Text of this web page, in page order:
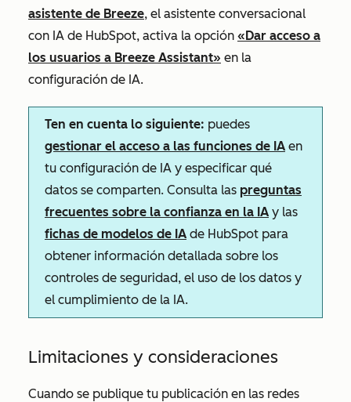
asistente de Breeze, el asistente conversacional
con IA de HubSpot, activa la opción «Dar acceso a
los usuarios a Breeze Assistant» en la
configuración de IA.
Ten en cuenta lo siguiente: puedes
gestionar el acceso a las funciones de IA en
tu configuración de IA y especificar qué
datos se comparten. Consulta las preguntas
frecuentes sobre la confianza en la IA y las
fichas de modelos de IA de HubSpot para
obtener información detallada sobre los
controles de seguridad, el uso de los datos y
el cumplimiento de la IA.
Limitaciones y consideraciones
Cuando se publique tu publicación en las redes